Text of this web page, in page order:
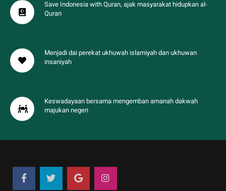
Save Indonesia with Quran, ajak masyarakat hidupkan al-
Quran
Menjadi dai perekat ukhuwah islamiyah dan ukhuwan
insaniyah
Keswadayaan bersama mengemban amanah dakwah
majukan negeri